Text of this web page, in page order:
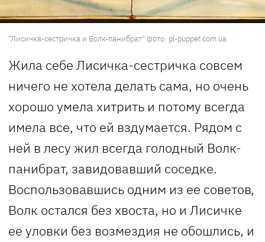
"Лисичка-сестричка и Волк-панибрат" фото: pl-puppet.com.ua
Жила себе Лисичка-сестричка совсем
ничего не хотела делать сама, но очень
хорошо умела хитрить и потому всегда
имела все, что ей вздумается. Рядом с
ней в лесу жил всегда голодный Волк-
панибрат, завидовавший соседке.
Воспользовавшись одним из ее советов,
Волк остался без хвоста, но и Лисичке
ее уловки без возмездия не обошлись, и